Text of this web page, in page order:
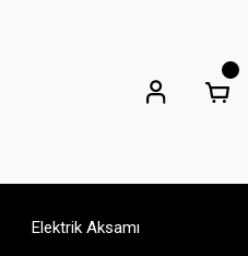
Elektrik Aksamı